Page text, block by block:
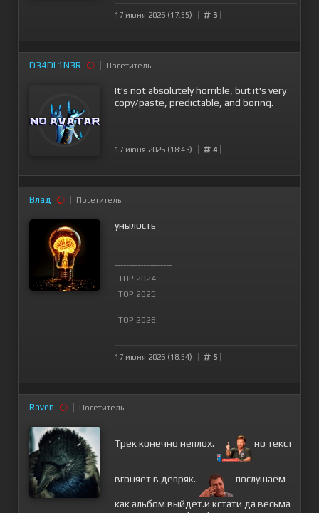
17 июня 2026 (17:55) 3
D34DL1N3R Посетитель
It's not absolutely horrible, but it's very
copy/paste, predictable, and boring.
17 июня 2026 (18:43) 4
Влад Посетитель
унылость
--------------------
TOP 2024:
TOP 2025:
TOP 2026:
17 июня 2026 (18:54) 5
Raven Посетитель
Трек конечно неплох. но текст
вгоняет в депряк. послушаем
как альбом выйдет.и кстати да весьма